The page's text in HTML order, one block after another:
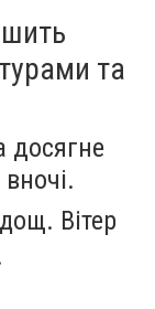
та
досягне
Вітер